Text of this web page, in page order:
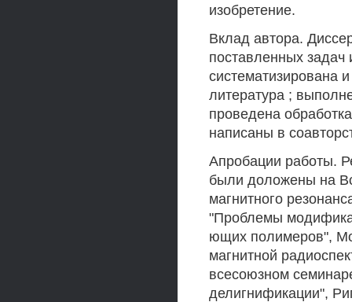
изобретение.
Вклад автора.
поставленных
систематизирована
литература ;
проведена
написаны в
Апробации работы.
были доложены на
магнитного
"Проблемы
ющих полимеров",
магнитной
всесоюзном
делигнификации",